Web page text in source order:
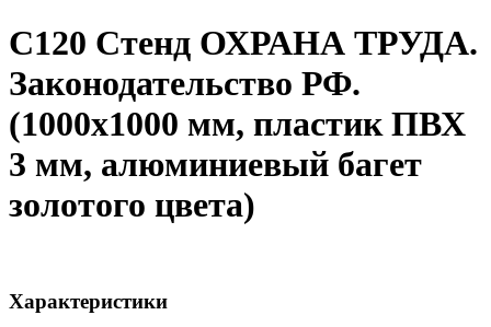
С120 Стенд ОХРАНА ТРУДА.
Законодательство РФ.
(1000х1000 мм, пластик ПВХ
3 мм, алюминиевый багет
золотого цвета)
Характеристики